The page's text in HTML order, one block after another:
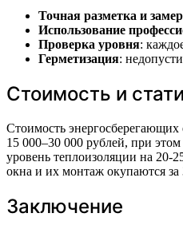
Точная разметка и
Использование
Проверка уровня:
Герметизация:
Стоимость и
Стоимость энергосберегающих
15 000–30 000 рублей, при
уровень теплоизоляции на 20-
окна и их монтаж окупаются за
Заключение